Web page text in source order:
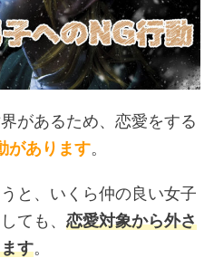
があるため、恋愛をする
があります。
と、いくら仲の良い女子
ても、 恋愛対象から外さ
す。